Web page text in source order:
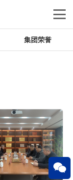
集团荣誉